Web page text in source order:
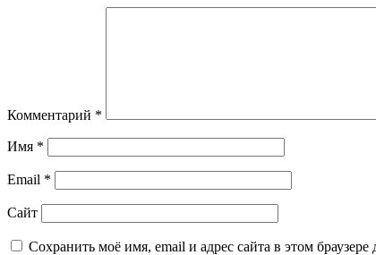
Комментарий *
Имя *
Email *
Сайт
Сохранить моё имя, email и адрес сайта в этом